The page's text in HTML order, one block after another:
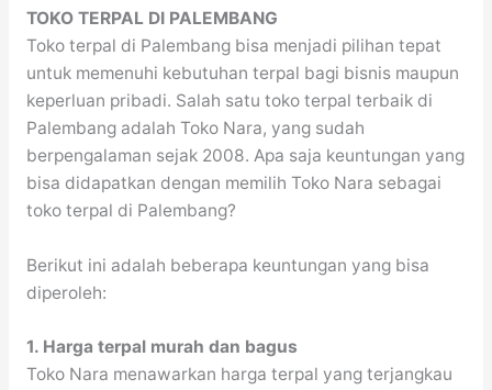
TOKO TERPAL DI PALEMBANG
Toko terpal di Palembang bisa menjadi pilihan tepat
untuk memenuhi kebutuhan terpal bagi bisnis maupun
keperluan pribadi. Salah satu toko terpal terbaik di
Palembang adalah Toko Nara, yang sudah
berpengalaman sejak 2008. Apa saja keuntungan yang
bisa didapatkan dengan memilih Toko Nara sebagai
toko terpal di Palembang?
Berikut ini adalah beberapa keuntungan yang bisa
diperoleh:
1. Harga terpal murah dan bagus
Toko Nara menawarkan harga terpal yang terjangkau